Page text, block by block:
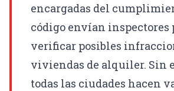
encargadas del
código envían inspectores
verificar posibles
viviendas de alquiler. Sin
todas las ciudades hacen